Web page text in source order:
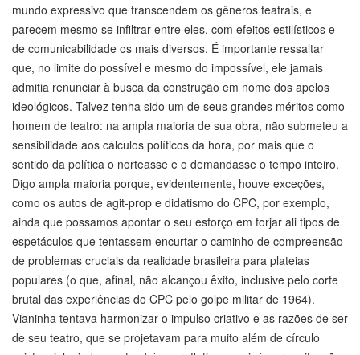
mundo expressivo que transcendem os gêneros teatrais, e
parecem mesmo se infiltrar entre eles, com efeitos estilísticos e
de comunicabilidade os mais diversos. É importante ressaltar
que, no limite do possível e mesmo do impossível, ele jamais
admitia renunciar à busca da construção em nome dos apelos
ideológicos. Talvez tenha sido um de seus grandes méritos como
homem de teatro: na ampla maioria de sua obra, não submeteu a
sensibilidade aos cálculos políticos da hora, por mais que o
sentido da política o norteasse e o demandasse o tempo inteiro.
Digo ampla maioria porque, evidentemente, houve exceções,
como os autos de agit-prop e didatismo do CPC, por exemplo,
ainda que possamos apontar o seu esforço em forjar ali tipos de
espetáculos que tentassem encurtar o caminho de compreensão
de problemas cruciais da realidade brasileira para plateias
populares (o que, afinal, não alcançou êxito, inclusive pelo corte
brutal das experiências do CPC pelo golpe militar de 1964).
Vianinha tentava harmonizar o impulso criativo e as razões de ser
de seu teatro, que se projetavam para muito além de círculo